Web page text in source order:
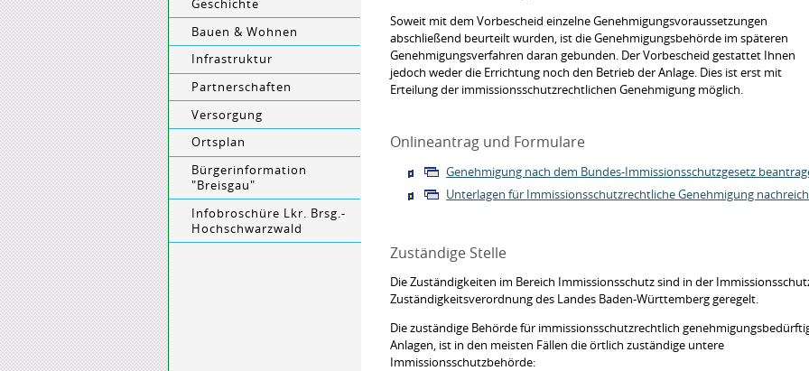
Geschichte
Bauen & Wohnen
Infrastruktur
Partnerschaften
Versorgung
Ortsplan
Bürgerinformation
"Breisgau"
Infobroschüre Lkr. Brsg.-
Hochschwarzwald
Soweit mit dem Vorbescheid einzelne Genehmigungsvoraussetzungen
abschließend beurteilt wurden, ist die Genehmigungsbehörde im späteren
Genehmigungsverfahren daran gebunden. Der Vorbescheid gestattet Ihnen
jedoch weder die Errichtung noch den Betrieb der Anlage. Dies ist erst mit
Erteilung der immissionsschutzrechtlichen Genehmigung möglich.
Onlineantrag und Formulare
Genehmigung nach dem Bundes-Immissionsschutzgesetz
Unterlagen für Immissionsschutzrechtliche Genehmigung
Zuständige Stelle
Die Zuständigkeiten im Bereich Immissionsschutz sind in der
Zuständigkeitsverordnung des Landes Baden-Württemberg geregelt.
Die zuständige Behörde für immissionsschutzrechtlich
Anlagen, ist in den meisten Fällen die örtlich zuständige untere
Immissionsschutzbehörde: